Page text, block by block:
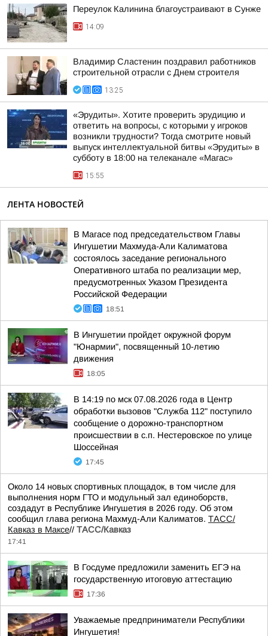
Переулок Калинина благоустраивают в Сунже
14:09
Владимир Сластенин поздравил работников
строительной отрасли с Днем строителя
13:25
«Эрудиты». Хотите проверить эрудицию и
ответить на вопросы, с которыми у игроков
возникли трудности? Тогда смотрите новый
выпуск интеллектуальной битвы «Эрудиты» в
субботу в 18:00 на телеканале «Магас»
15:55
ЛЕНТА НОВОСТЕЙ
В Магасе под председательством Главы
Ингушетии Махмуда-Али Калиматова
состоялось заседание регионального
Оперативного штаба по реализации мер,
предусмотренных Указом Президента
Российской Федерации
18:51
В Ингушетии пройдет окружной форум
"Юнармии", посвященный 10-летию
движения
18:05
В 14:19 по мск 07.08.2026 года в Центр
обработки вызовов "Служба 112" поступило
сообщение о дорожно-транспортном
происшествии в с.п. Нестеровское по улице
Шоссейная
17:45
Около 14 новых спортивных площадок, в том числе для
выполнения норм ГТО и модульный зал единоборств,
создадут в Республике Ингушетия в 2026 году. Об этом
сообщил глава региона Махмуд-Али Калиматов. ТАСС/
Кавказ в Максе// ТАСС/Кавказ
17:41
В Госдуме предложили заменить ЕГЭ на
государственную итоговую аттестацию
17:36
Уважаемые предприниматели Республики
Ингушетия!